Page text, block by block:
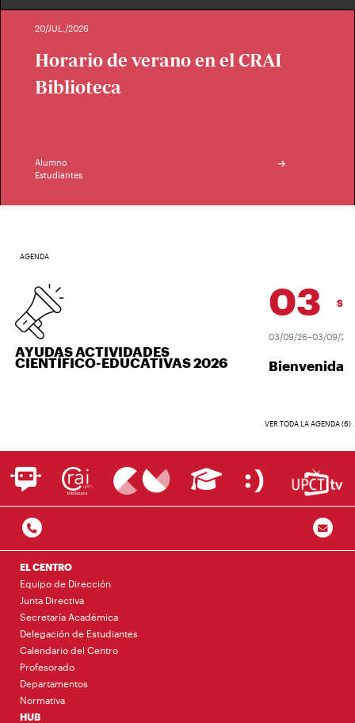
20/JUL./2026
Horario de verano en el CRAI
Biblioteca
Alumno
Estudiantes
AGENDA
AYUDAS ACTIVIDADES
CIENTÍFICO-EDUCATIVAS 2026
03 SEP.
03/09/26–03/09/26
Bienvenida
VER TODA LA AGENDA (6)
EL CENTRO
Equipo de Dirección
Junta Directiva
Secretaría Académica
Delegación de Estudiantes
Calendario del Centro
Profesorado
Departamentos
Normativa
HUB